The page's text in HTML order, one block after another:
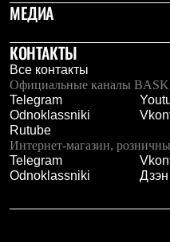
МЕДИА
КОНТАКТЫ
Все контакты
Официальные каналы BASK
Telegram
Odnoklassniki
Rutube
Интернет-магазин,
Telegram
Odnoklassniki
Дзэн